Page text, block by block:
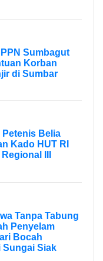
Sumbagut
Korban
di Sumbar
Belia
Kado HUT RI
III
Tanpa Tabung
Penyelam
Bocah
Sungai Siak